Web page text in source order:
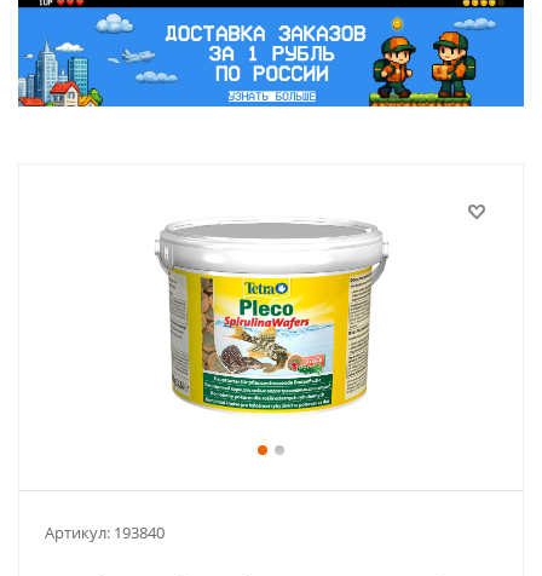
Артикул: 193840